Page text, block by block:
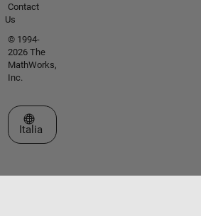
Contact
Us
© 1994-
2026 The
MathWorks,
Inc.
Seleziona un sito web
Italia